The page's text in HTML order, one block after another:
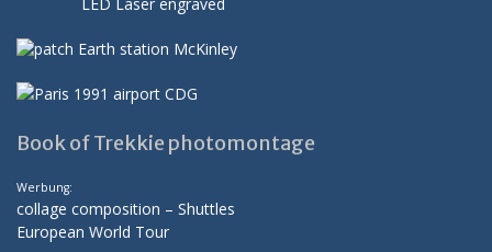
Book of Trekkie photomontage
Werbung:
collage composition – Shuttles
European World Tour